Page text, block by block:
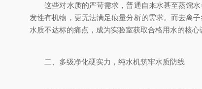
这些对水质的严苛需求，普通自来水甚至蒸馏水
发性有机物，更无法满足痕量分析的需求。而去离
水质不达标的痛点，成为实验室获取合格用水的核心
二、多级净化硬实力，纯水机筑牢水质防线